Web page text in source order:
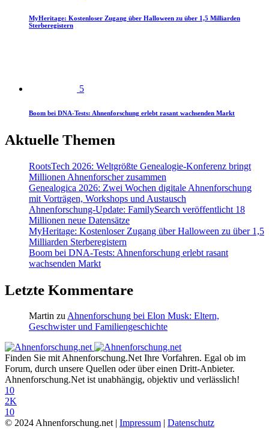
MyHeritage: Kostenloser Zugang über Halloween zu über 1,5 Milliarden
Sterberegistern
5
Boom bei DNA-Tests: Ahnenforschung erlebt rasant wachsenden Markt
Aktuelle Themen
RootsTech 2026: Weltgrößte Genealogie-Konferenz bringt
Millionen Ahnenforscher zusammen
Genealogica 2026: Zwei Wochen digitale Ahnenforschung
mit Vorträgen, Workshops und Austausch
Ahnenforschung-Update: FamilySearch veröffentlicht 18
Millionen neue Datensätze
MyHeritage: Kostenloser Zugang über Halloween zu über 1,5
Milliarden Sterberegistern
Boom bei DNA-Tests: Ahnenforschung erlebt rasant
wachsenden Markt
Letzte Kommentare
Martin zuAhnenforschung bei Elon Musk: Eltern,
Geschwister und Familiengeschichte
Finden Sie mit Ahnenforschung.Net Ihre Vorfahren. Egal ob im
Forum, durch unsere Quellen oder über einen Dritt-Anbieter.
Ahnenforschung.Net ist unabhängig, objektiv und verlässlich!
10
2K
10
© 2024 Ahnenforschung.net | Impressum | Datenschutz